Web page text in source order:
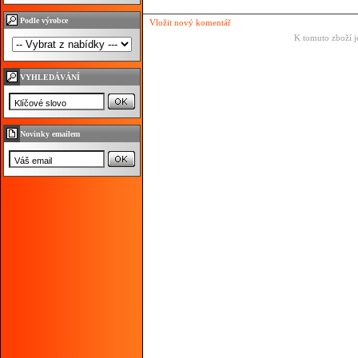
Podle výrobce
VYHLEDÁVÁNÍ
Novinky emailem
Vložit nový komentář
K tomuto zboží